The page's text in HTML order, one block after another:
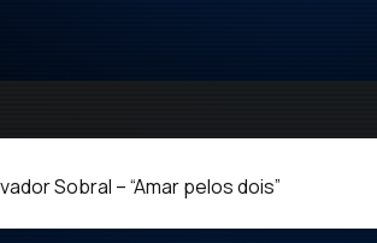
Sobral – “Amar pelos dois”